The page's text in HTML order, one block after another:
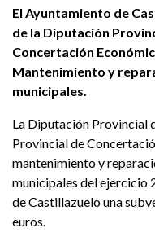
El Ayuntamiento de
de la Diputación
Concertación
Mantenimiento y
municipales.
La Diputación Provincial
Provincial de
mantenimiento y
municipales del ejercicio
de Castillazuelo una
euros.